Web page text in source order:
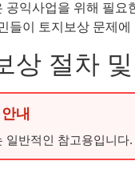
공익사업을 위해 필
들이 토지보상 문제
상 절차
내
일반적인 참고용입니